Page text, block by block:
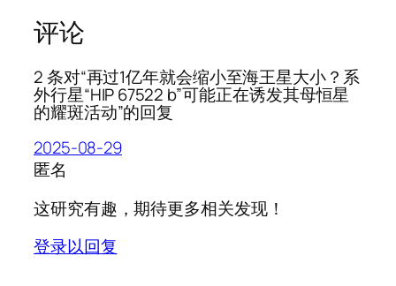
评论
2 条对“再过1亿年就会缩小至海王星大小？系
外行星“HIP 67522 b”可能正在诱发其母恒星
的耀斑活动”的回复
2025-08-29
匿名
这研究有趣，期待更多相关发现！
登录以回复